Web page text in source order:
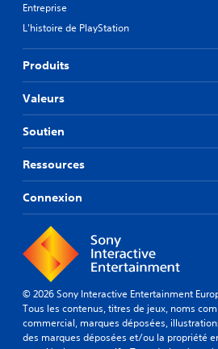
Entreprise
L'histoire de PlayStation
Produits
Valeurs
Soutien
Ressources
Connexion
© 2026 Sony Interactive Entertainment
Tous les contenus, titres de jeux, noms
commercial, marques déposées,
des marques déposées et/ou la propriété